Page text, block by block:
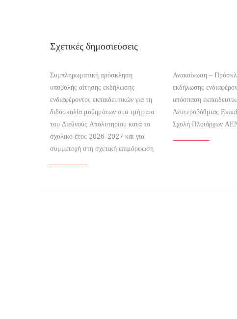
Σχετικές δημοσιεύσεις
Συμπληρωματική πρόσκληση
υποβολής αίτησης εκδήλωσης
ενδιαφέροντος εκπαιδευτικών για τη
διδασκαλία μαθημάτων στα τμήματα
του Διεθνούς Απολυτηρίου κατά το
σχολικό έτος 2026-2027 και για
συμμετοχή στη σχετική επιμόρφωση
Ανακοίνωση –
εκδήλωσης
απόσπαση
Δευτεροβάθμιας
Σχολή Πλοιάρχων